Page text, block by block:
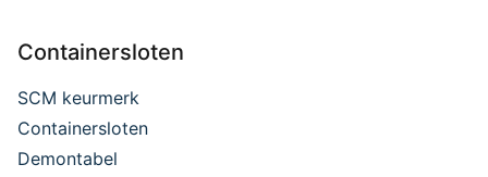
Containersloten
SCM keurmerk
Containersloten
Demontabel